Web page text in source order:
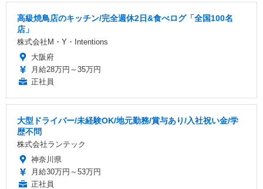
高級焼鳥店のキッチン/完全週休2日&食べログ「全国100名
店」
株式会社M・Y・Intentions
大阪府
月給28万円～35万円
正社員
大型ドライバー/未経験OK/地元勤務/賞与あり/入社祝い金/学
歴不問
株式会社ランテック
神奈川県
月給30万円～53万円
正社員